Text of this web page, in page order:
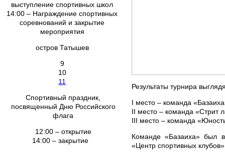
выступление спортивных школ
14:00 – Награждение спортивных
соревнований и закрытие
мероприятия
остров Татышев
9
10
11
Спортивный праздник,
посвященный Дню Российского
флага
12:00 – открытие
14:00 – закрытие
Результаты турнира
I место – команда
II место – команда «Стрит
III место – команда
Команде «Базаиха» был
«Центр спортивных